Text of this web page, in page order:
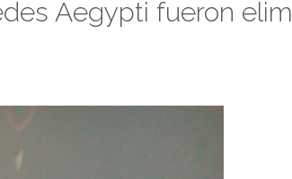
Aegypti fueron